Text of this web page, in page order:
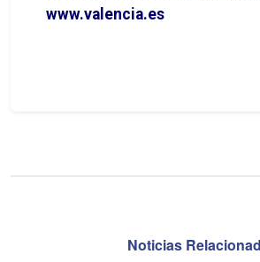
www.valencia.es
Noticias